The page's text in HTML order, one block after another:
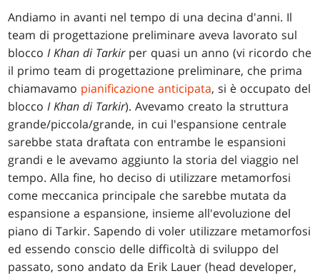
Andiamo in avanti nel tempo di una decina d'anni. Il
team di progettazione preliminare aveva lavorato sul
bloccoI Khan di Tarkirper quasi un anno (vi ricordo che
il primo team di progettazione preliminare, che prima
chiamavamo pianificazione anticipata, si è occupato del
bloccoI Khan di Tarkir). Avevamo creato la struttura
grande/piccola/grande, in cui l'espansione centrale
sarebbe stata draftata con entrambe le espansioni
grandi e le avevamo aggiunto la storia del viaggio nel
tempo. Alla fine, ho deciso di utilizzare metamorfosi
come meccanica principale che sarebbe mutata da
espansione a espansione, insieme all'evoluzione del
piano di Tarkir. Sapendo di voler utilizzare metamorfosi
ed essendo conscio delle difficoltà di sviluppo del
passato, sono andato da Erik Lauer (head developer,